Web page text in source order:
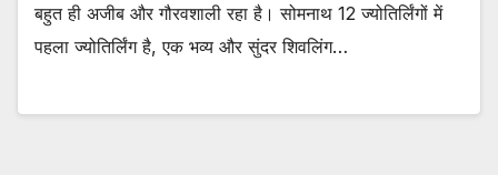
बहुत ही अजीब और गौरवशाली रहा है। सोमनाथ 12 ज्योतिर्लिंगों में
पहला ज्योतिर्लिंग है, एक भव्य और सुंदर शिवलिंग…